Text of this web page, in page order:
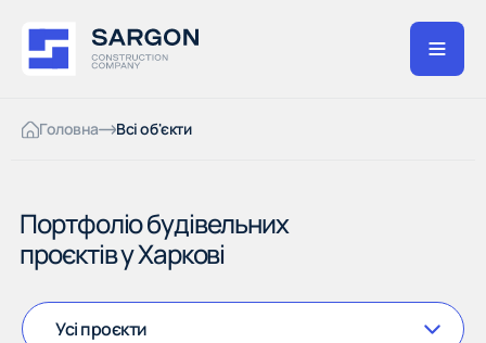
Головна Всі об'єкти
Портфоліо будівельних
проєктів у Харкові
Усі проєкти